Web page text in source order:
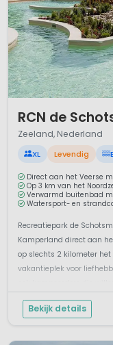
RCN de
Zeeland, Nederland
XL Levendig
Direct aan het Veerse
Op 3 km van het
Verwarmd buitenbad
Watersport- en
Recreatiepark de
Kamperland direct aan
op slechts 2 kilometer het
vakantieplek voor
hun trekk...
Bekijk details